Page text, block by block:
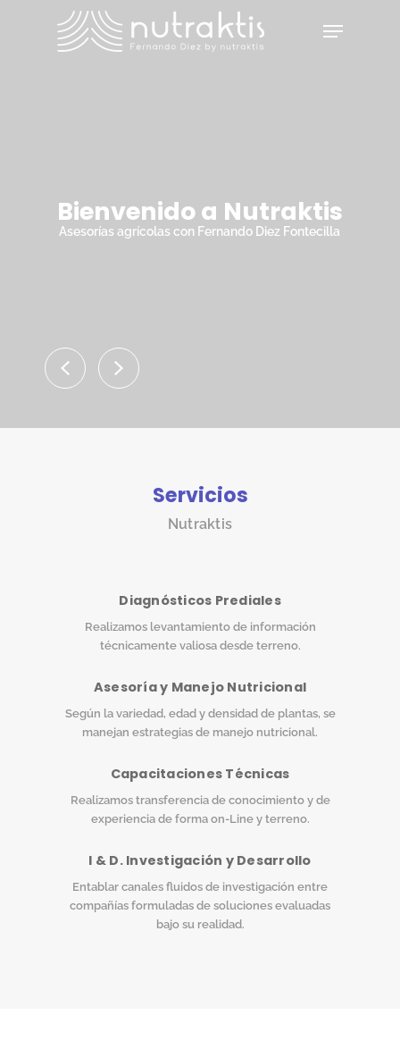
Menu
Bienvenido a Nutraktis
Asesorías agrícolas con Fernando Diez Fontecilla
Servicios
Nutraktis
Diagnósticos Prediales
Realizamos levantamiento de información
técnicamente valiosa desde terreno.
Asesoría y Manejo Nutricional
Según la variedad, edad y densidad de plantas, se
manejan estrategias de manejo nutricional.
Capacitaciones Técnicas
Realizamos transferencia de conocimiento y de
experiencia de forma on-Line y terreno.
I & D. Investigación y Desarrollo
Entablar canales fluidos de investigación entre
compañías formuladas de soluciones evaluadas
bajo su realidad.